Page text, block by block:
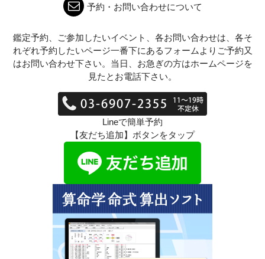
予約・お問い合わせについて
鑑定予約、ご参加したいイベント、各お問い合わせは、各そ
れぞれ予約したいページ一番下にあるフォームよりご予約又
はお問い合わせ下さい。当日、お急ぎの方はホームページを
見たとお電話下さい。
Lineで簡単予約
【友だち追加】ボタンをタップ